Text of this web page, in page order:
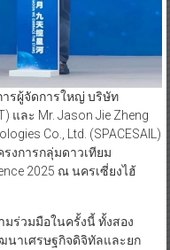
รผู้จัดการใหญ่ บริษัท
ละ Mr. Jason Jie Zheng
Co., Ltd. (SPACESAIL)
งการกลุ่มดาวเทียม
2025 ณ นครเซี่ยงไฮ้
มร่วมมือในครั้งนี้ ทั้งสอง
นาเศรษฐกิจดิจิทัลและยก